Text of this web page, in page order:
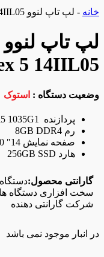
خانه - لپ تاپ لنوو Lenovo Ideapad Flex 5 14IIL05
5 14IIL05
وضعیت دستگاه : استوک
پردازنده Core i5 1035G1
رم 8GB DDR4
صفحه نمایش 14″ FullHD X360
هارد 256GB SSD
گارانتی محصول:
سخت افزاری دستگاه
شرکت گارانتی دهنده
در انبار موجود نمی باشد